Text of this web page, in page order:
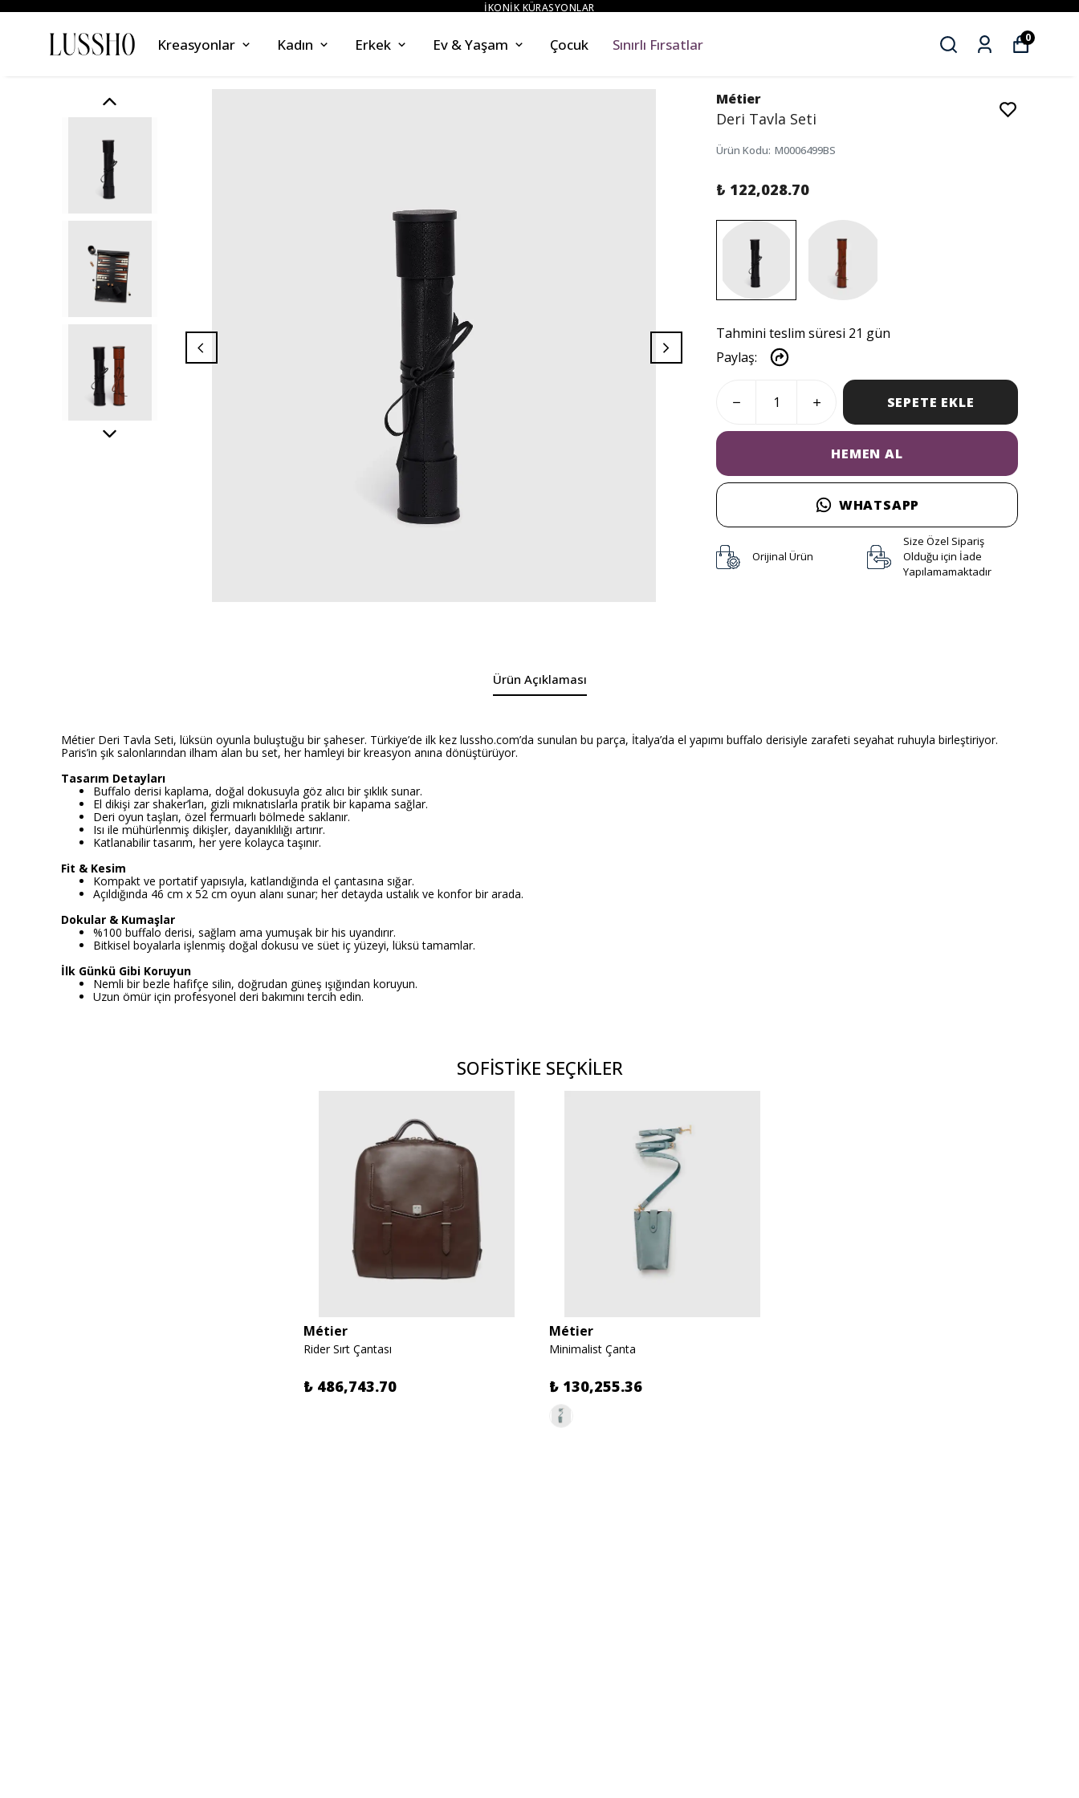
ZAHMETSİZ STİL
Kreasyonlar Kadın Erkek Ev & Yaşam Çocuk Sınırlı Fırsatlar 0
Métier
Deri Tavla Seti
Ürün Kodu: M0006499BS
₺ 122,028.70
Tahmini teslim süresi 21 gün
Paylaş:
SEPETE EKLE
HEMEN AL
WHATSAPP
Orijinal Ürün
Size Özel Sipariş
Olduğu için İade
Yapılamamaktadır
Ürün Açıklaması
Métier Deri Tavla Seti, lüksün oyunla buluştuğu bir şaheser. Türkiye’de ilk kez lussho.com’da sunulan bu parça, İtalya’da el yapımı buffalo derisiyle zarafeti seyahat ruhuyla birleştiriyor.
Paris’in şık salonlarından ilham alan bu set, her hamleyi bir kreasyon anına dönüştürüyor.
Tasarım Detayları
Buffalo derisi kaplama, doğal dokusuyla göz alıcı bir şıklık sunar.
El dikişi zar shaker’ları, gizli mıknatıslarla pratik bir kapama sağlar.
Deri oyun taşları, özel fermuarlı bölmede saklanır.
Isı ile mühürlenmiş dikişler, dayanıklılığı artırır.
Katlanabilir tasarım, her yere kolayca taşınır.
Fit & Kesim
Kompakt ve portatif yapısıyla, katlandığında el çantasına sığar.
Açıldığında 46 cm x 52 cm oyun alanı sunar; her detayda ustalık ve konfor bir arada.
Dokular & Kumaşlar
%100 buffalo derisi, sağlam ama yumuşak bir his uyandırır.
Bitkisel boyalarla işlenmiş doğal dokusu ve süet iç yüzeyi, lüksü tamamlar.
İlk Günkü Gibi Koruyun
Nemli bir bezle hafifçe silin, doğrudan güneş ışığından koruyun.
Uzun ömür için profesyonel deri bakımını tercih edin.
SOFİSTİKE SEÇKİLER
Métier
Rider Sırt Çantası
₺ 486,743.70
Métier
Minimalist Çanta
₺ 130,255.36